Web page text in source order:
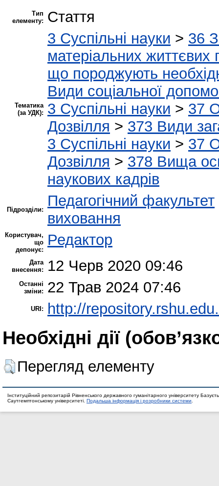
Тип
елементу:
Стаття
Тематика
(за УДК):
3 Суспільні науки > 36
матеріальних життєвих
що породжують
Види соціальної
3 Суспільні науки > 37
Дозвілля > 373 Види
3 Суспільні науки > 37
Дозвілля > 378 Вища
наукових кадрів
Підрозділи:
Педагогічний факультет
виховання
Користувач,
що
депонує:
Редактор
Дата
внесення:
12 Черв 2020 09:46
Останні
зміни:
22 Трав 2024 07:46
URI: http://
Необхідні дії
Перегляд елементу
Інституційний репозитарій Рівненського державного гуманітарного університету
Саутгемптонському університеті. Подальша інформація і розробники системи